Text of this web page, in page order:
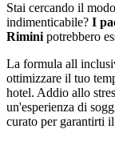
Stai cercando il
indimenticabile? I
Rimini potrebbero
La formula all
ottimizzare il tuo
hotel. Addio allo
un'esperienza di
curato per garantirti